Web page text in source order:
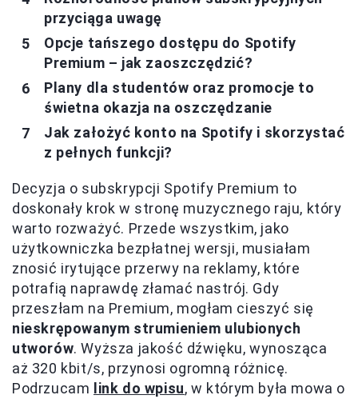
przyciąga uwagę
Opcje tańszego dostępu do Spotify
Premium – jak zaoszczędzić?
Plany dla studentów oraz promocje to
świetna okazja na oszczędzanie
Jak założyć konto na Spotify i skorzystać
z pełnych funkcji?
Decyzja o subskrypcji Spotify Premium to
doskonały krok w stronę muzycznego raju, który
warto rozważyć. Przede wszystkim, jako
użytkowniczka bezpłatnej wersji, musiałam
znosić irytujące przerwy na reklamy, które
potrafią naprawdę złamać nastrój. Gdy
przeszłam na Premium, mogłam cieszyć się
nieskrępowanym strumieniem ulubionych
utworów. Wyższa jakość dźwięku, wynosząca
aż 320 kbit/s, przynosi ogromną różnicę.
Podrzucam
link do wpisu, w którym była mowa o